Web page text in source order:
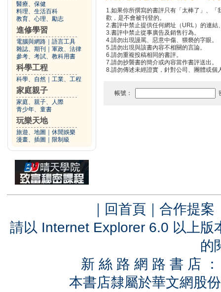
醫療、保健
料理、生活百科
教育、心理、勵志
進修學習
電腦與網路
語言工具
雜誌、期刊
軍政、法律
參考、考試、教科用書
科學工程
科學、自然 工業、工程
家庭親子
家庭、親子、人際
青少年、童書
玩樂天地
旅遊、地圖
休閒娛樂
漫畫、插圖
限制級
1.如果你所撰寫的書評只有「太棒了」、
歡，是不會被刊登的。
2.書評中禁止提供任何網址（URL）的連結
3.書評中禁止從事廣告及銷售行為。
4.請勿出現謾罵、惡意中傷、猥褻的字眼。
5.請勿出現與該書內容不相關的言論。
6.請勿重複投稿相同的書評。
7.請勿抄襲書的簡介或內容當作書評送出。
8.請勿傳述未經證實，針對公司、團體或個
帳號：
｜ 回首頁 ｜ 合作提案
請以 Internet Explorer 6.0 以上
的
新 絲 路 網 路 書 店
本書店隸屬於華文網股